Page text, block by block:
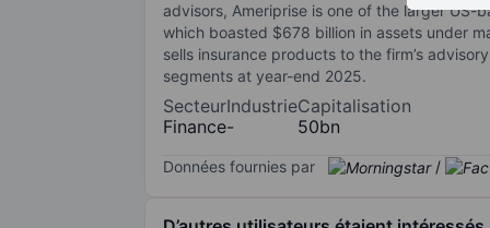
advisors, Ameriprise is one of the larger US-
which boasted $678 billion in assets under
sells insurance products to the firm’s
segments at year-end 2025.
Secteur
Finance
Industrie
-
Capitalisation
50bn
Données fournies par /